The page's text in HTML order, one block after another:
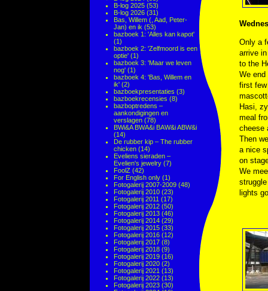
B-log 2025 (53)
B-log 2026 (31)
Bas, Willem (, Aad, Peter-
Jan) en ik (53)
bazboek 1: 'Alles kan kapot'
(1)
bazboek 2: 'Zelfmoord is een
optie' (1)
bazboek 3: 'Maar we leven
nog' (1)
bazboek 4: 'Bas, Willem en
ik' (2)
bazboekpresentaties (3)
bazboekrecensies (8)
bazboptredens –
aankondigingen en
verslagen (78)
BWi&A BWA&i BAW&i ABW&i
(14)
De rubber kip – The rubber
chicken (14)
Eveliens sieraden –
Evelien's jewelry (7)
FoolZ (42)
For English only (1)
Fotogalerij 2007-2009 (48)
Fotogalerij 2010 (23)
Fotogalerij 2011 (17)
Fotogalerij 2012 (50)
Fotogalerij 2013 (46)
Fotogalerij 2014 (29)
Fotogalerij 2015 (33)
Fotogalerij 2016 (12)
Fotogalerij 2017 (8)
Fotogalerij 2018 (9)
Fotogalerij 2019 (16)
Fotogalerij 2020 (2)
Fotogalerij 2021 (13)
Fotogalerij 2022 (13)
Fotogalerij 2023 (30)
Only a
arrive
to the
We end
first
Hasi,
meal
cheese
Then
a nice
on
We
lights